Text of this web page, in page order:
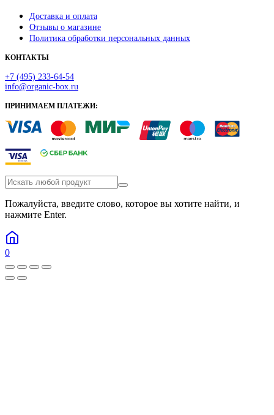
Доставка и оплата
Отзывы о магазине
Политика обработки персональных данных
КОНТАКТЫ
+7 (495) 233-64-54
info@organic-box.ru
ПРИНИМАЕМ ПЛАТЕЖИ:
Пожалуйста, введите слово, которое вы хотите найти, и
нажмите Enter.
0